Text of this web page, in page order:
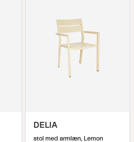
DELIA
stol med armlæn, Lemon